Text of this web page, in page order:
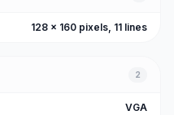
128 x 160 pixels, 11 lines
2
VGA